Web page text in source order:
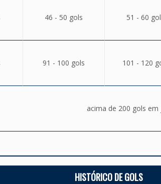
46 - 50 gols 51 - 60
91 - 100 gols 101 - 120
acima de 200 gols
HISTÓRICO DE GOLS